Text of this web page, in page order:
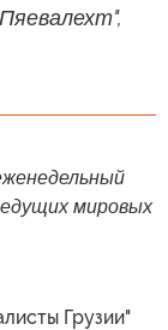
мировых
Грузии"